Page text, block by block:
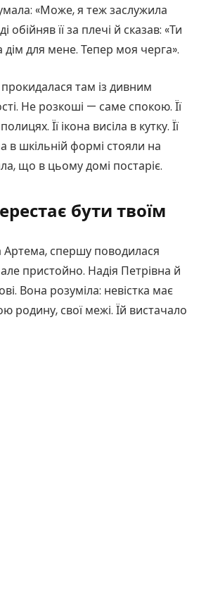
«Може, я теж заслужила
обійняв її за плечі й сказав: «Ти
для мене. Тепер моя черга».
там із дивним
Не розкоші — саме спокою. Її
Її ікона висіла в кутку. Її
в шкільній формі стояли на
що в цьому домі постаріє.
бути твоїм
Артема, спершу поводилася
пристойно. Надія Петрівна й
Вона розуміла: невістка має
родину, свої межі. Їй вистачало